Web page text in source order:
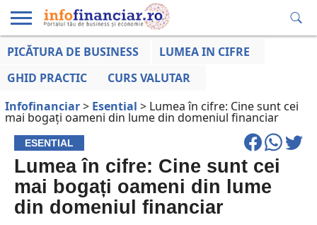
EDUCAȚIE
LA ZI
AFACERILOR
PICĂTURA DE BUSINESS
LUMEA IN CIFRE
GHID PRACTIC
CURS VALUTAR
Infofinanciar> Esential > Lumea în cifre: Cine sunt cei
mai bogați oameni din lume din domeniul financiar
ESENTIAL
Lumea în cifre: Cine sunt cei
mai bogați oameni din lume
din domeniul financiar